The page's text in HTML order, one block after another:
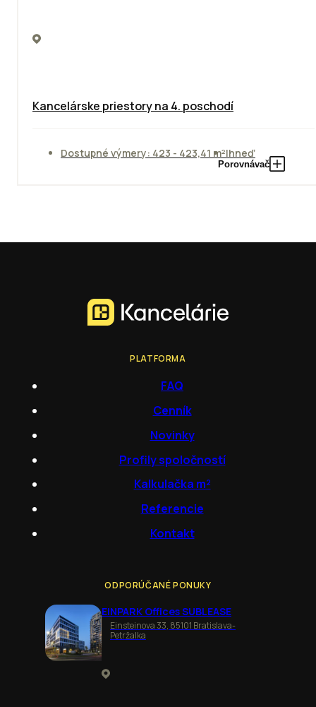
Kancelárske priestory na 4. poschodí
Dostupné výmery: 423 - 423,41 m²Ihneď
Porovnávač
PLATFORMA
FAQ
Cenník
Novinky
Profily spoločností
Kalkulačka m²
Referencie
Kontakt
ODPORÚČANÉ PONUKY
EINPARK Offices SUBLEASE
Einsteinova 33, 85101 Bratislava-
Petržalka